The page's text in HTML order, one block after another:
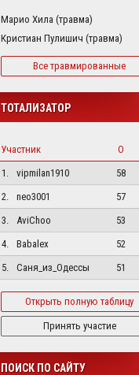
Марио Хила (травма)
Кристиан Пулишич (травма)
Все травмированные
ТОТАЛИЗАТОР
Участник О
1.
vipmilan1910 58
2.
neo3001 57
3.
AviChoo 53
4.
Babalex 52
5.
Саня_из_Одессы 51
Открыть полную таблицу
Принять участие
ПОИСК ПО САЙТУ